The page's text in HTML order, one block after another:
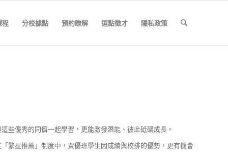
程 分校據點 預約瞭解 逗點徵才 隱私政策
些優秀的同儕一起學習，更能激發潛能、彼此砥礪成長。
繁星推薦」制度中，資優班學生因成績與校排的優勢，更有機會